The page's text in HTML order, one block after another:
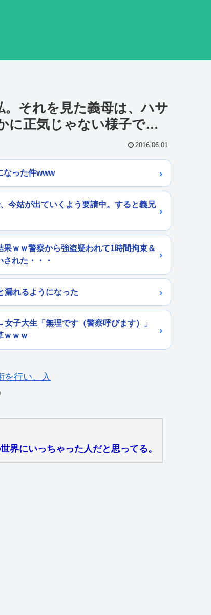
。それを見た義母は、ハサ
に正気じゃない様子で…
2016.06.01
なった件www
今姑が出ていくよう要請中。すると義兄
ｗｗ警察から強盗疑われて1時間拘束＆
れた・・・
漏れるようになった
子大生「無理です（警察呼びます）」
ｗｗｗ
界にいっちゃった人だと思ってる。